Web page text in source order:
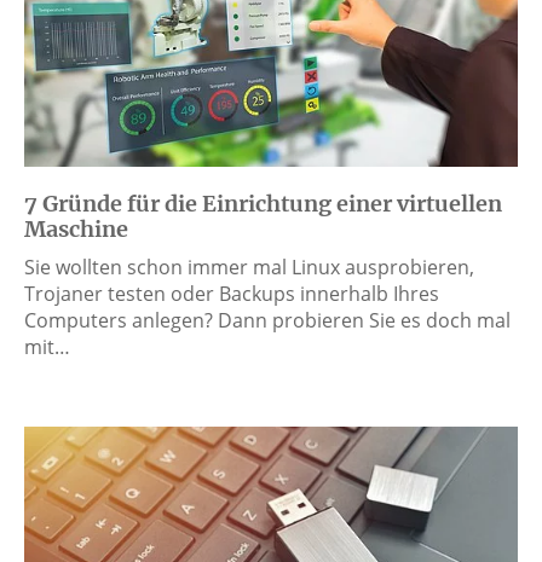
7 Gründe für die Einrichtung einer virtuellen
Maschine
Sie wollten schon immer mal Linux ausprobieren,
Trojaner testen oder Backups innerhalb Ihres
Computers anlegen? Dann probieren Sie es doch mal
mit…